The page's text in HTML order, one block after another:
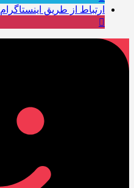
ارتباط از طریق اینستاگرام